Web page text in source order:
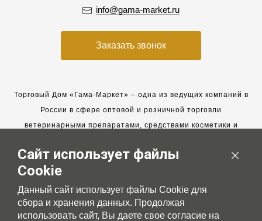
info@gama-market.ru
Заказать звонок
Торговый Дом «Гама-Маркет» – одна из ведущих компаний в
России в сфере оптовой и розничной торговли
ветеринарными препаратами, средствами косметики и
Мы работаем с 2005 года. Мы приглашаем к сотрудничеству
новых клиентов и всегда рассчитываем на взаимовыгодные,
долгосрочные партнерские отношения.
Сайт использует файлы
Cookie
Данный сайт использует файлы Cookie для
сбора и хранения данных. Продолжая
использовать сайт, Вы даете свое согласие на